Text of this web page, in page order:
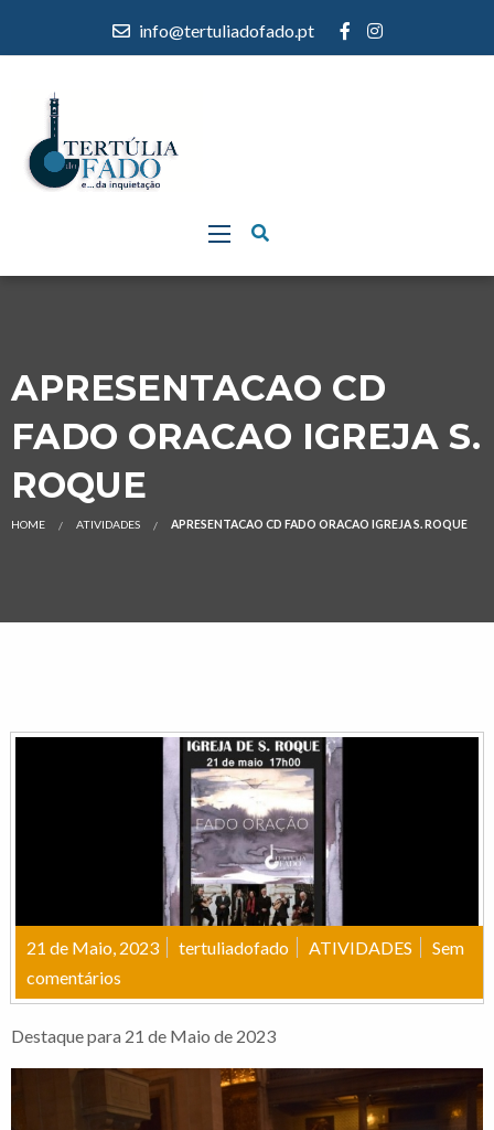
info@tertuliadofado.pt
APRESENTACAO CD
FADO ORACAO IGREJA S.
ROQUE
HOME ATIVIDADES APRESENTACAO CD FADO ORACAO IGREJA S. ROQUE
21 de Maio, 2023 tertuliadofado ATIVIDADES
Sem
comentários
Destaque para 21 de Maio de 2023